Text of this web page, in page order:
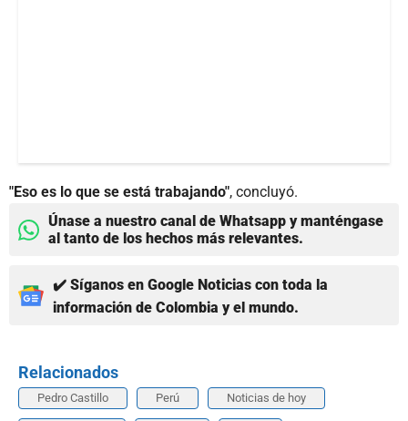
"Eso es lo que se está trabajando", concluyó.
Únase a nuestro canal de Whatsapp y manténgase
al tanto de los hechos más relevantes.
✔️ Síganos en Google Noticias con toda la
información de Colombia y el mundo.
Relacionados
Pedro Castillo Perú Noticias de hoy